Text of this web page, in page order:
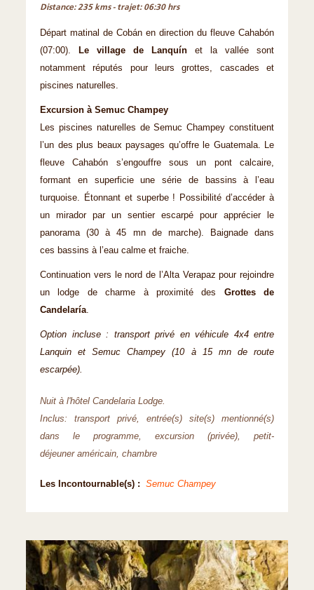
Distance: 235 kms - trajet: 06:30 hrs
Départ matinal de Cobán en direction du fleuve Cahabón
(07:00).
Le village de Lanquín et la vallée sont
notamment réputés pour leurs grottes, cascades et
piscines naturelles.
Excursion à Semuc Champey
Les piscines naturelles de Semuc Champey constituent
l’un des plus beaux paysages qu’offre le Guatemala. Le
fleuve Cahabón s’engouffre sous un pont calcaire,
formant en superficie une série de bassins à l’eau
turquoise. Étonnant et superbe ! Possibilité d’accéder à
un mirador par un sentier escarpé pour apprécier le
panorama (30 à 45 mn de marche). Baignade dans
ces bassins à l’eau calme et fraiche.
Continuation vers le nord de l’Alta Verapaz pour rejoindre
un lodge de charme à proximité des Grottes de
Candelaría.
Option incluse : transport privé en véhicule 4x4 entre
Lanquin et Semuc Champey (10 à 15 mn de route
escarpée).
Nuit à l'hôtel Candelaria Lodge.
Inclus: transport privé, entrée(s) site(s) mentionné(s)
dans le programme, excursion (privée), petit-
déjeuner américain, chambre
Les Incontournable(s) : Semuc Champey